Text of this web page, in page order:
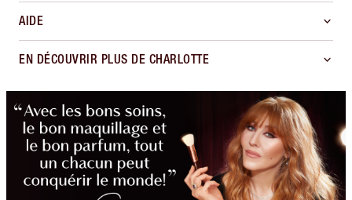
AIDE
EN DÉCOUVRIR PLUS DE CHARLOTTE